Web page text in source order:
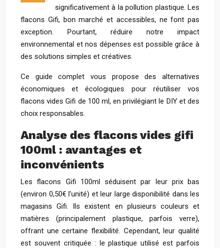
significativement à la pollution plastique. Les
flacons Gifi, bon marché et accessibles, ne font pas
exception. Pourtant, réduire notre impact
environnemental et nos dépenses est possible grâce à
des solutions simples et créatives.
Ce guide complet vous propose des alternatives
économiques et écologiques pour réutiliser vos
flacons vides Gifi de 100 ml, en privilégiant le DIY et des
choix responsables.
Analyse des flacons vides gifi
100ml : avantages et
inconvénients
Les flacons Gifi 100ml séduisent par leur prix bas
(environ 0,50€ l’unité) et leur large disponibilité dans les
magasins Gifi. Ils existent en plusieurs couleurs et
matières (principalement plastique, parfois verre),
offrant une certaine flexibilité. Cependant, leur qualité
est souvent critiquée : le plastique utilisé est parfois